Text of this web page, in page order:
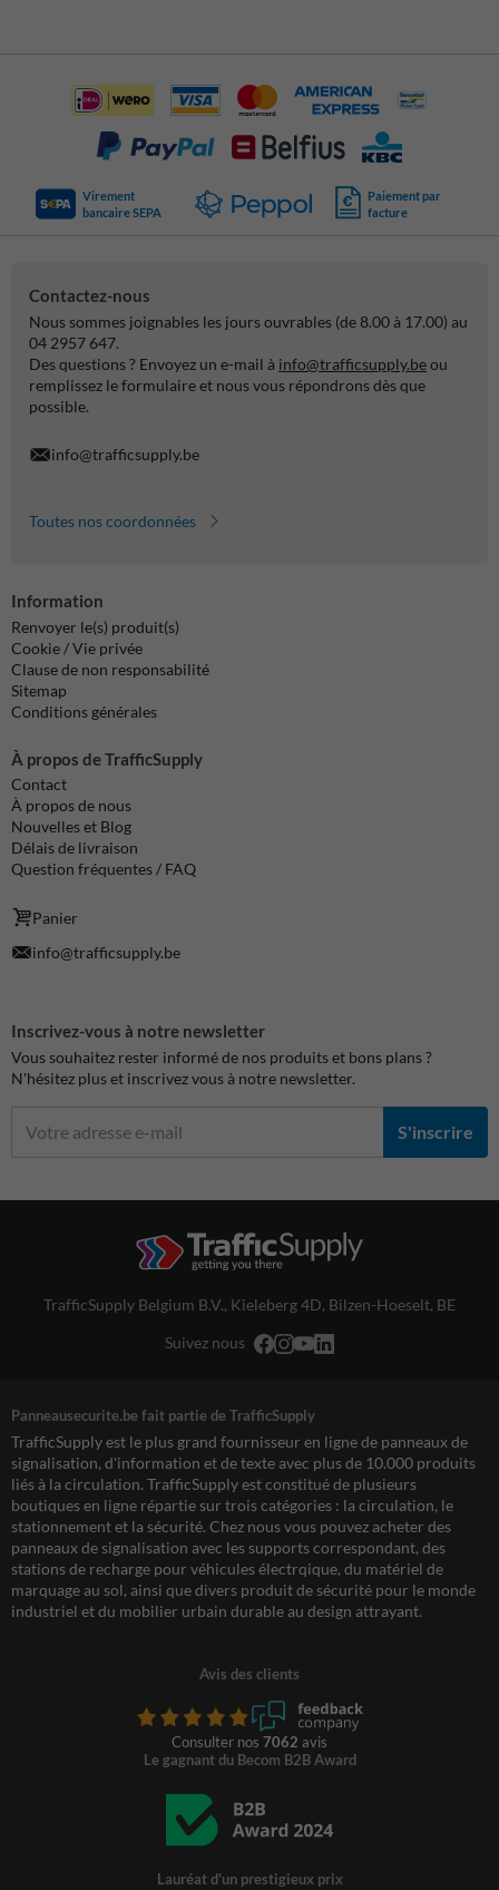
Virement
bancaire SEPA
Paiement par
facture
Contactez-nous
Nous sommes joignables les jours ouvrables (de 8.00 à 17.00) au
04 2957 647.
Des questions ? Envoyez un e-mail à info@trafficsupply.beou
remplissez le formulaire et nous vous répondrons dès que
possible.
info@trafficsupply.be
Toutes nos coordonnées
Information
Renvoyer le(s) produit(s)
Cookie / Vie privée
Clause de non responsabilité
Sitemap
Conditions générales
À propos de TrafficSupply
Contact
À propos de nous
Nouvelles et Blog
Délais de livraison
Question fréquentes / FAQ
Panier
info@trafficsupply.be
Inscrivez-vous à notre newsletter
Vous souhaitez rester informé de nos produits et bons plans ?
N'hésitez plus et inscrivez vous à notre newsletter.
S'inscrire
TrafficSupply Belgium B.V., Kieleberg 4D, Bilzen-Hoeselt, BE
Suivez nous
Panneausecurite.be fait partie de TrafficSupply
TrafficSupply est le plus grand fournisseur en ligne de panneaux de
signalisation, d'information et de texte avec plus de 10.000 produits
liés à la circulation. TrafficSupply est constitué de plusieurs
boutiques en ligne répartie sur trois catégories : la circulation, le
stationnement et la sécurité. Chez nous vous pouvez acheter des
panneaux de signalisation avec les supports correspondant, des
stations de recharge pour véhicules électrqique, du matériel de
marquage au sol, ainsi que divers produit de sécurité pour le monde
industriel et du mobilier urbain durable au design attrayant.
Avis des clients
Consulter nos 7062 avis
Le gagnant du Becom B2B Award
Lauréat d'un prestigieux prix